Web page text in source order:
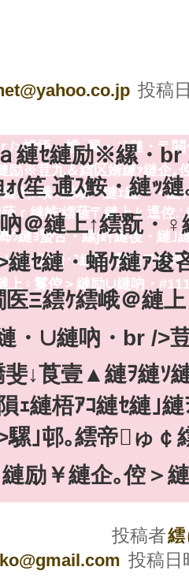
蜈･髯｢縺ｪ縺ｩ繧ゅ≠繧九→
/>3譛・譌･逕溘∪繧後・
・∪縺吶ょ酔譎ゅ↓莠碁ｭ
/>螳悟・螳､蜀・｣ｼ縺・〒
励※荳九＆繧区婿縺ｧ縺企｡
縺剰ｼ峨○繧峨ｌ縺ｪ縺・・
ｒ縺帙′繧薙〒縺上ｋ逕倥
ｳ縺ｮ蟄舌・縲∫岼縺後・縺｣
縺ｮ縺悟･ｽ縺阪↑蟄舌〒縺
♀鬘倥＞縺励∪縺吶・
投稿
縺ｾ縺励※縲・br
(笙 逋ｽ鮟・縺ｯ
＠縺上↑繧翫・
縺ｾ縺・蛹ｹ縺ｧ
Ξ繧ｹ繧峨＠縺
・∪縺吶・br />
↓莨壹▲縺ｦ縺ｿ
ｪ縺梧ｱｺ縺ｾ縺｣
｣邨｡繧帝ゅ￠
励￥縺企｡倥＞
投稿者
投稿日